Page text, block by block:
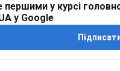
першими у курсі
у Google